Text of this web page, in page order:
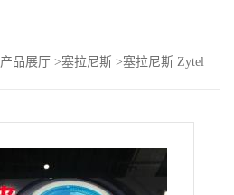
产品展厅 >塞拉尼斯 >塞拉尼斯 Zytel